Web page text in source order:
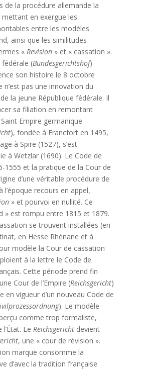
de la procédure allemande la
en exergue les
entre les modèles
ainsi que les similitudes
« Revision» et « cassation ».
(Bundesgerichtshof)
son histoire le 8 octobre
n’est pas une innovation du
la jeune République fédérale. Il
sa filiation en remontant
Empire germanique
), fondée à Francfort en 1495,
à Spire (1527), s’est
à Wetzlar (1690). Le Code de
1555 et la pratique de la Cour de
d’une véritable procédure de
l’époque recours en appel,
» et pourvoi en nullité. Ce
» est rompu entre 1815 et 1879.
se trouvent installées (en
en Hesse Rhénane et à
modèle la Cour de cassation
à la lettre le Code de
Cette période prend fin
Cour de l’Empire (Reichsgericht)
en vigueur d’un nouveau Code de
). Le modèle
comme trop formaliste,
Le Reichsgerichtdevient
, une « cour de révision ».
marque consomme la
d’avec la tradition française